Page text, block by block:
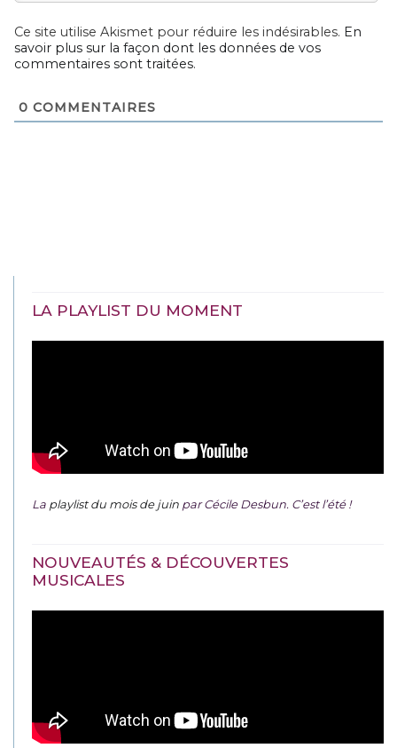
Ce site utilise Akismet pour réduire les indésirables. En
savoir plus sur la façon dont les données de vos
commentaires sont traitées.
0 COMMENTAIRES
LA PLAYLIST DU MOMENT
La playlist du mois de juin par Cécile Desbun. C’est l’été !
NOUVEAUTÉS & DÉCOUVERTES
MUSICALES